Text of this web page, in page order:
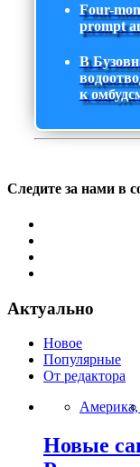
Four-
prompt
В
к
Следите за нами в
Актуально
Новое
Популярные
От редактора
Америка,
Новые